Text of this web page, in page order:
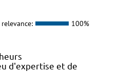
relevance: 100%
d'expertise et de